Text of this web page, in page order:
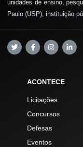
unidades de ensino,
Paulo (USP), instituição
ACONTECE
Licitações
Concursos
Defesas
Eventos